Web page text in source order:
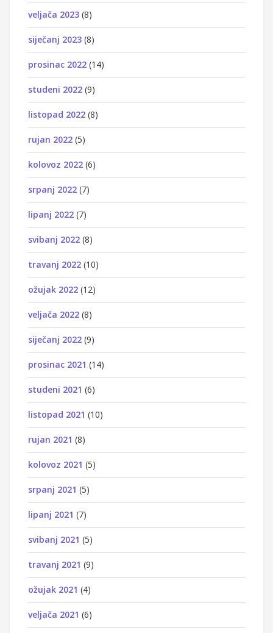
veljača 2023 (8)
siječanj 2023 (8)
prosinac 2022 (14)
studeni 2022 (9)
listopad 2022 (8)
rujan 2022 (5)
kolovoz 2022 (6)
srpanj 2022 (7)
lipanj 2022 (7)
svibanj 2022 (8)
travanj 2022 (10)
ožujak 2022 (12)
veljača 2022 (8)
siječanj 2022 (9)
prosinac 2021 (14)
studeni 2021 (6)
listopad 2021 (10)
rujan 2021 (8)
kolovoz 2021 (5)
srpanj 2021 (5)
lipanj 2021 (7)
svibanj 2021 (5)
travanj 2021 (9)
ožujak 2021 (4)
veljača 2021 (6)